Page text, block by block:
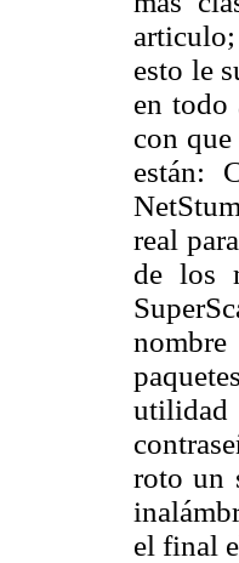
articulo;
esto le
en todo
con que
están:
real
de los
roto un
el final